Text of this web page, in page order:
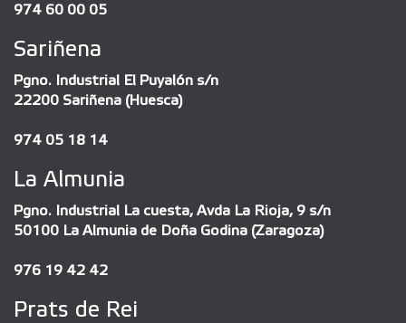
974 60 00 05
Sariñena
Pgno. Industrial El Puyalón s/n
22200 Sariñena (Huesca)
974 05 18 14
La Almunia
Pgno. Industrial La cuesta, Avda La Rioja, 9 s/n
50100 La Almunia de Doña Godina (Zaragoza)
976 19 42 42
Prats de Rei